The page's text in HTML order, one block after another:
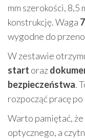
mm szerokości, 8,5
konstrukcję. Waga
wygodne do
W zestawie
start oraz
bezpieczeństwa.
rozpocząć pracę
Warto pamiętać, że
optycznego, a